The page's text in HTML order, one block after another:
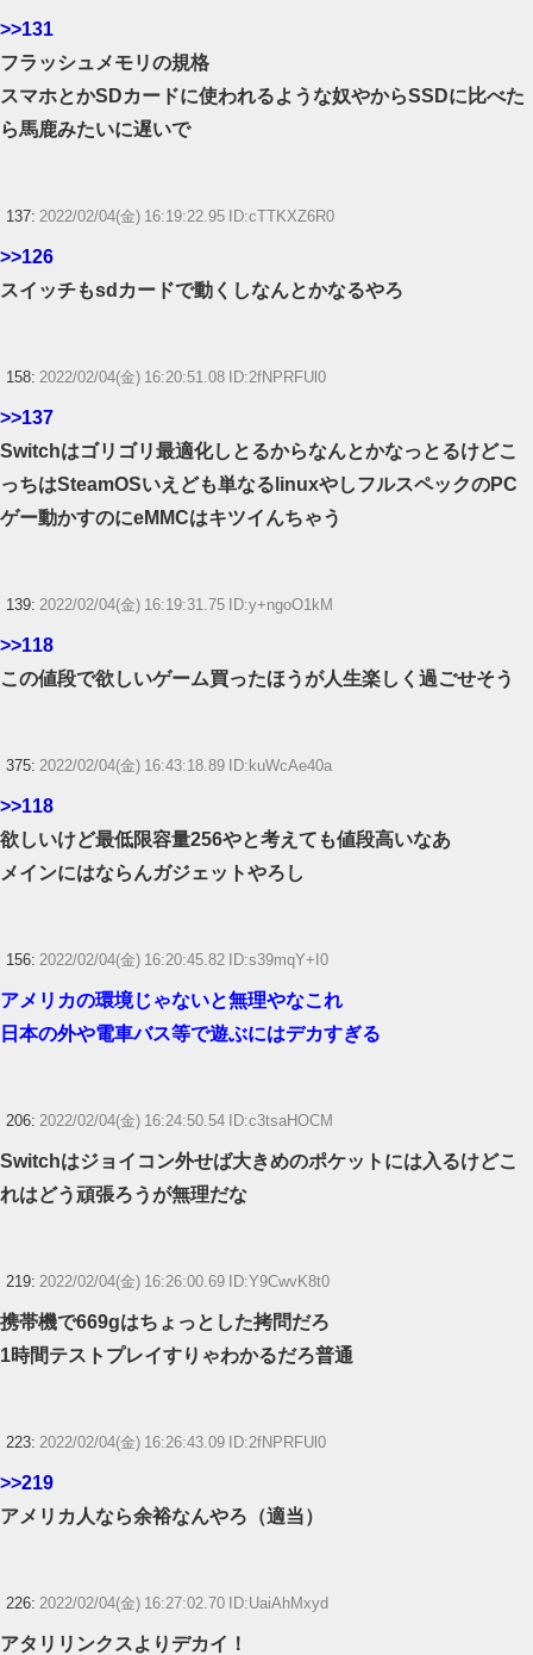
>>131
フラッシュメモリの規格
スマホとかSDカードに使われるような奴やからSSDに比べた
ら馬鹿みたいに遅いで
137: 2022/02/04(金) 16:19:22.95 ID:cTTKXZ6R0
>>126
スイッチもsdカードで動くしなんとかなるやろ
158: 2022/02/04(金) 16:20:51.08 ID:2fNPRFUl0
>>137
Switchはゴリゴリ最適化しとるからなんとかなっとるけどこ
っちはSteamOSいえども単なるlinuxやしフルスペックのPC
ゲー動かすのにeMMCはキツイんちゃう
139: 2022/02/04(金) 16:19:31.75 ID:y+ngoO1kM
>>118
この値段で欲しいゲーム買ったほうが人生楽しく過ごせそう
375: 2022/02/04(金) 16:43:18.89 ID:kuWcAe40a
>>118
欲しいけど最低限容量256やと考えても値段高いなあ
メインにはならんガジェットやろし
156: 2022/02/04(金) 16:20:45.82 ID:s39mqY+I0
アメリカの環境じゃないと無理やなこれ
日本の外や電車バス等で遊ぶにはデカすぎる
206: 2022/02/04(金) 16:24:50.54 ID:c3tsaHOCM
Switchはジョイコン外せば大きめのポケットには入るけどこ
れはどう頑張ろうが無理だな
219: 2022/02/04(金) 16:26:00.69 ID:Y9CwvK8t0
携帯機で669gはちょっとした拷問だろ
1時間テストプレイすりゃわかるだろ普通
223: 2022/02/04(金) 16:26:43.09 ID:2fNPRFUl0
>>219
アメリカ人なら余裕なんやろ（適当）
226: 2022/02/04(金) 16:27:02.70 ID:UaiAhMxyd
アタリリンクスよりデカイ！